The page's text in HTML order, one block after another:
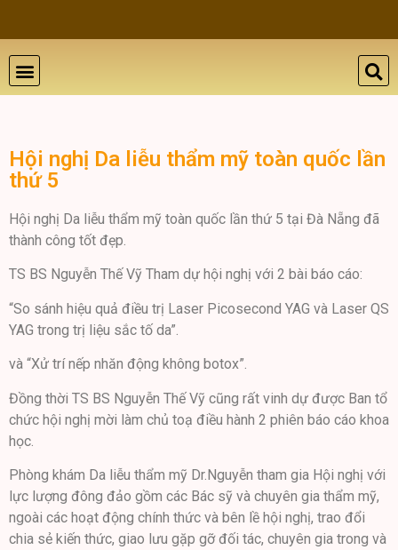
Hội nghị Da liễu thẩm mỹ toàn quốc lần
thứ 5
Hội nghị Da liễu thẩm mỹ toàn quốc lần thứ 5 tại Đà Nẵng đã
thành công tốt đẹp.
TS BS Nguyễn Thế Vỹ Tham dự hội nghị với 2 bài báo cáo:
“So sánh hiệu quả điều trị Laser Picosecond YAG và Laser QS
YAG trong trị liệu sắc tố da”.
và “Xử trí nếp nhăn động không botox”.
Đồng thời TS BS Nguyễn Thế Vỹ cũng rất vinh dự được Ban tổ
chức hội nghị mời làm chủ toạ điều hành 2 phiên báo cáo khoa
học.
Phòng khám Da liễu thẩm mỹ Dr.Nguyễn tham gia Hội nghị với
lực lượng đông đảo gồm các Bác sỹ và chuyên gia thẩm mỹ,
ngoài các hoạt động chính thức và bên lề hội nghị, trao đổi
chia sẻ kiến thức, giao lưu gặp gỡ đối tác, chuyên gia trong và